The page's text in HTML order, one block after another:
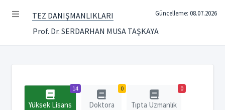
TEZ DANIŞMANLIKLARI
Prof. Dr. SERDARHAN MUSA TAŞKAYA
Güncelleme: 08.07.2026
14
Yüksek Lisans
0
Doktora
0
Tıpta Uzmanlık